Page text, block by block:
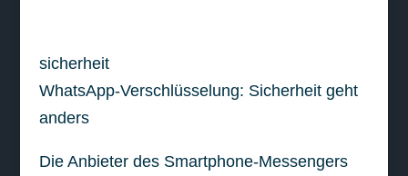
sicherheit
WhatsApp-Verschlüsselung: Sicherheit geht
anders
Die Anbieter des Smartphone-Messengers